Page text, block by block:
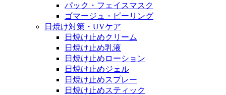
パック・フェイスマスク
ゴマージュ・ピーリング
日焼け対策・UVケア
日焼け止めクリーム
日焼け止め乳液
日焼け止めローション
日焼け止めジェル
日焼け止めスプレー
日焼け止めスティック